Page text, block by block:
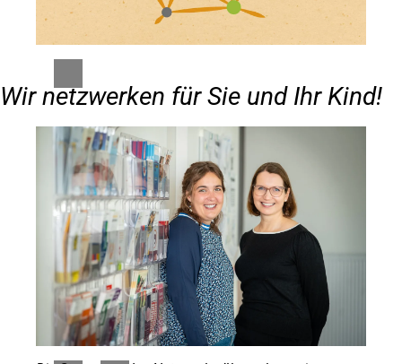
Wir netzwerken für Sie und Ihr Kind!